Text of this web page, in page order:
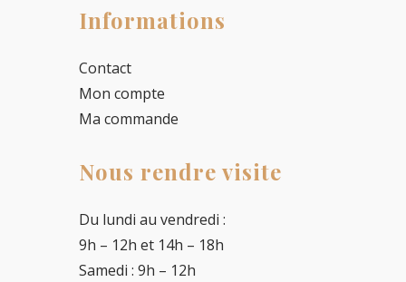
Informations
Contact
Mon compte
Ma commande
Nous rendre visite
Du lundi au vendredi :
9h – 12h et 14h – 18h
Samedi : 9h – 12h